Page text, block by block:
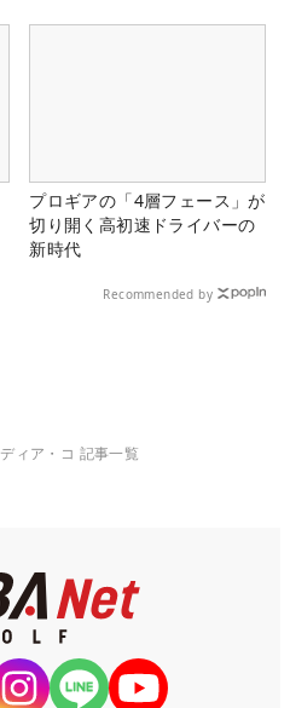
プロギアの「4層フェース」が
切り開く高初速ドライバーの
新時代
Recommended by
ディア・コ 記事一覧